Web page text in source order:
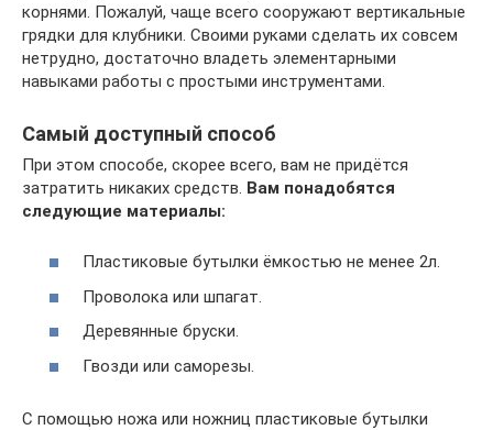
корнями. Пожалуй, чаще всего сооружают вертикальные
грядки для клубники. Своими руками сделать их совсем
нетрудно, достаточно владеть элементарными
навыками работы с простыми инструментами.
Самый доступный способ
При этом способе, скорее всего, вам не придётся
затратить никаких средств. Вам понадобятся
следующие материалы:
Пластиковые бутылки ёмкостью не менее 2л.
Проволока или шпагат.
Деревянные бруски.
Гвозди или саморезы.
С помощью ножа или ножниц пластиковые бутылки